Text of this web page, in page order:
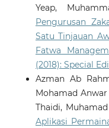
Yeap,
Pengurusan
Satu Tinjauan
Fatwa
(2018): Special
Azman Ab
Mohamad
Thaidi,
Aplikasi